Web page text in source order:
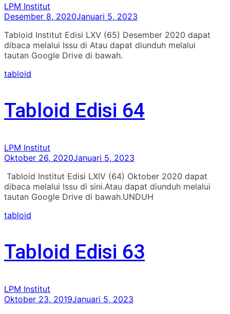
LPM Institut
Desember 8, 2020Januari 5, 2023
Tabloid Institut Edisi LXV (65) Desember 2020 dapat
dibaca melalui Issu di Atau dapat diunduh melalui
tautan Google Drive di bawah.
tabloid
Tabloid Edisi 64
LPM Institut
Oktober 26, 2020Januari 5, 2023
Tabloid Institut Edisi LXIV (64) Oktober 2020 dapat
dibaca melalui Issu di sini.Atau dapat diunduh melalui
tautan Google Drive di bawah.UNDUH
tabloid
Tabloid Edisi 63
LPM Institut
Oktober 23, 2019Januari 5, 2023